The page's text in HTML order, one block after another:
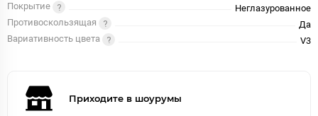
Покрытие
Неглазурованное
Противоскользящая
Да
Вариативность цвета
V3
Приходите в шоурумы